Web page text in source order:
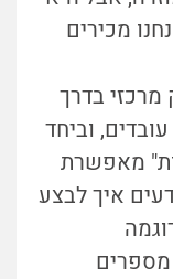
מכירים
מרכזי בדרך
וביחד
מאפשרת
איך לבצע